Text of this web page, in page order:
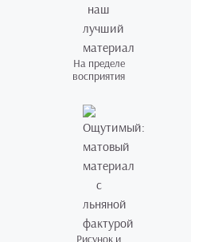
На пределе
восприятия
Рисунок и